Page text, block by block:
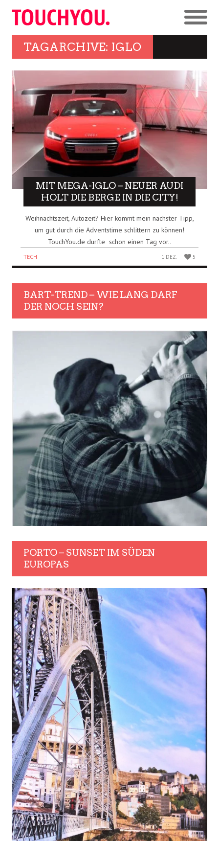
TAGARCHIVE: IGLO
MIT MEGA-IGLO – NEUER AUDI
HOLT DIE BERGE IN DIE CITY!
Weihnachtszeit, Autozeit? Hier kommt mein nächster Tipp,
um gut durch die Adventstime schlittern zu können!
TouchYou.de durfte schon einen Tag vor..
TECH 1 DEZ. 5
BART-TREND – WIE LANG DARF
DER NOCH SEIN?
PORTO – SUNSET IM SÜDEN
EUROPAS